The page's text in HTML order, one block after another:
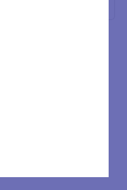
een reactie
photos to your